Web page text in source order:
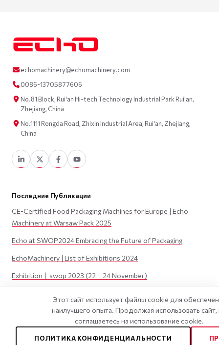
echomachinery@echomachinery.com
0086-13705877606
No.81 Block, Rui'an Hi-tech Technology Industrial Park Rui'an,
Zhejiang, China
No.1111 Rongda Road, Zhixin Industrial Area, Rui'an, Zhejiang,
China
Последние Публикации
CE-Certified Food Packaging Machines for Europe | Echo
Machinery at Warsaw Pack 2025
Echo at SWOP2024 Embracing the Future of Packaging
EchoMachinery | List of Exhibitions 2024
Exhibition丨swop 2023 (22 – 24 November)
2026Wenzhou Echo Machinery Co., LTD. Все Права Защищены.
Этот сайт использует файлы cookie для
наилучшего опыта. Продолжая использовать сайт,
соглашаетесь на использование cookie.
ПОЛИТИКА КОНФИДЕНЦИАЛЬНОСТИ